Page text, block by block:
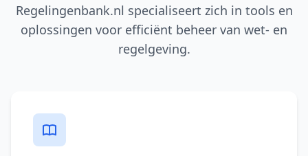
Regelingenbank.nl specialiseert zich in tools en
oplossingen voor efficiënt beheer van wet- en
regelgeving.